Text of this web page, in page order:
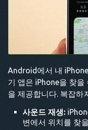
Android에서 내
기 앱은 iPhone을 찾을
을 제공합니다. 복잡하
사운드 재생:
변에서 위치를 찾